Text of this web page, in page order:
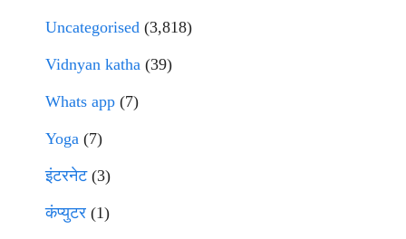
Uncategorised (3,818)
Vidnyan katha (39)
Whats app (7)
Yoga (7)
इंटरनेट(3)
कंप्युटर (1)